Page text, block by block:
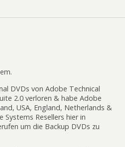
DVDs von Adobe Technical
2.0 verloren & habe Adobe
USA, England, Netherlands &
Systems Resellers hier in
um die Backup DVDs zu